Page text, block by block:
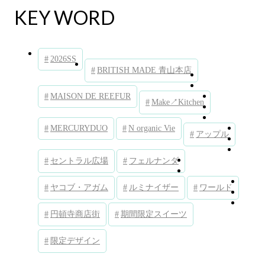
KEY WORD
2026SS
BRITISH MADE 青山本店
MAISON DE REEFUR
Make↗︎Kitchen
MERCURYDUO N organic Vie
アップル
セントラル広場 フェルナンダ
ヤコブ・アガム ルミナイザー ワールド
円頓寺商店街 期間限定スイーツ
限定デザイン